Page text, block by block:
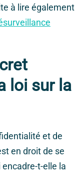
à lire également
loi sur la
et de
en droit de se
t-elle la